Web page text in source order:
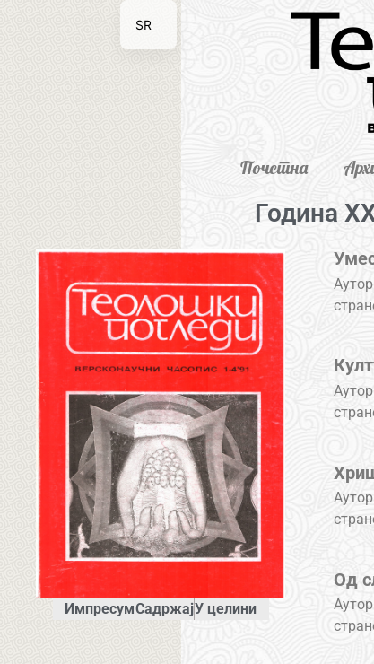
Почетна
Година
ИмпресумСадржајУ целини
Од
SR
EN